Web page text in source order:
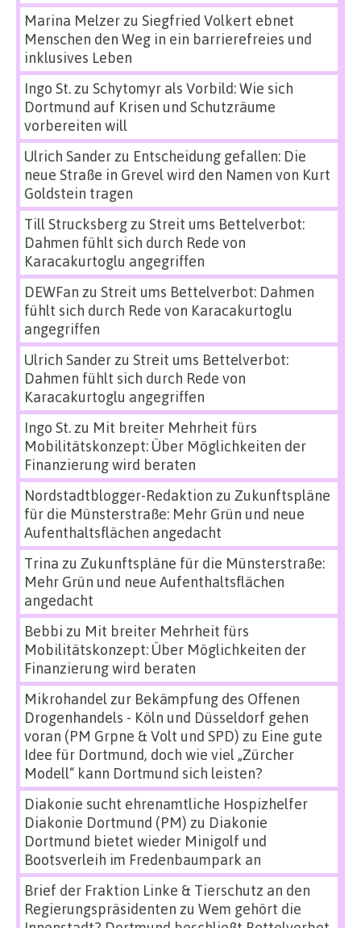
Marina Melzerzu Siegfried Volkert ebnet
Menschen den Weg in ein barrierefreies und
inklusives Leben
Ingo St.zu Schytomyr als Vorbild: Wie sich
Dortmund auf Krisen und Schutzräume
vorbereiten will
Ulrich Sanderzu Entscheidung gefallen: Die
neue Straße in Grevel wird den Namen von Kurt
Goldstein tragen
Till Strucksbergzu Streit ums Bettelverbot:
Dahmen fühlt sich durch Rede von
Karacakurtoglu angegriffen
DEWFan zu Streit ums Bettelverbot: Dahmen
fühlt sich durch Rede von Karacakurtoglu
angegriffen
Ulrich Sanderzu Streit ums Bettelverbot:
Dahmen fühlt sich durch Rede von
Karacakurtoglu angegriffen
Ingo St.zu Mit breiter Mehrheit fürs
Mobilitätskonzept: Über Möglichkeiten der
Finanzierung wird beraten
Nordstadtblogger-Redaktion zu Zukunftspläne
für die Münsterstraße: Mehr Grün und neue
Aufenthaltsflächen angedacht
Trina zu Zukunftspläne für die Münsterstraße:
Mehr Grün und neue Aufenthaltsflächen
angedacht
Bebbi zu Mit breiter Mehrheit fürs
Mobilitätskonzept: Über Möglichkeiten der
Finanzierung wird beraten
Mikrohandel zur Bekämpfung des Offenen
Drogenhandels - Köln und Düsseldorf gehen
voran (PM Grpne & Volt und SPD) zu Eine gute
Idee für Dortmund, doch wie viel „Zürcher
Modell“ kann Dortmund sich leisten?
Diakonie sucht ehrenamtliche Hospizhelfer
Diakonie Dortmund (PM) zu Diakonie
Dortmund bietet wieder Minigolf und
Bootsverleih im Fredenbaumpark an
Brief der Fraktion Linke & Tierschutz an den
Regierungspräsidenten zu Wem gehört die